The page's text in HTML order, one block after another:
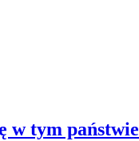
tym